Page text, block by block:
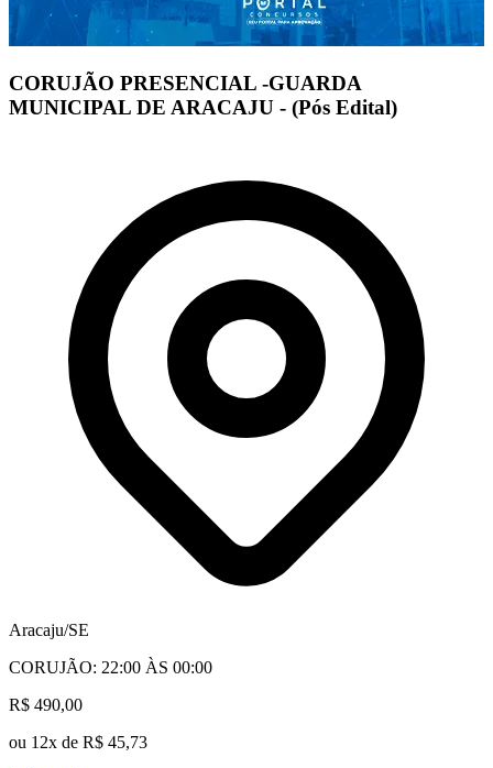
CORUJÃO PRESENCIAL -GUARDA
MUNICIPAL DE ARACAJU - (Pós Edital)
Aracaju/SE
CORUJÃO: 22:00 ÀS 00:00
R$ 490,00
ou 12x de R$ 45,73